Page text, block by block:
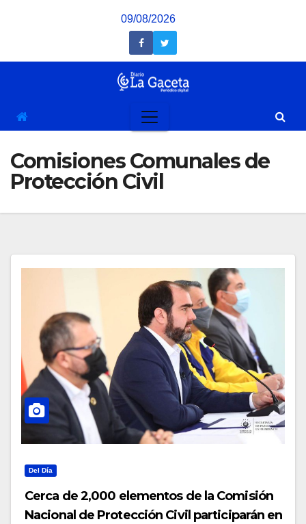
09/08/2026
Comisiones Comunales de
Protección Civil
Del Día
Cerca de 2,000 elementos de la Comisión
Nacional de Protección Civil participarán en